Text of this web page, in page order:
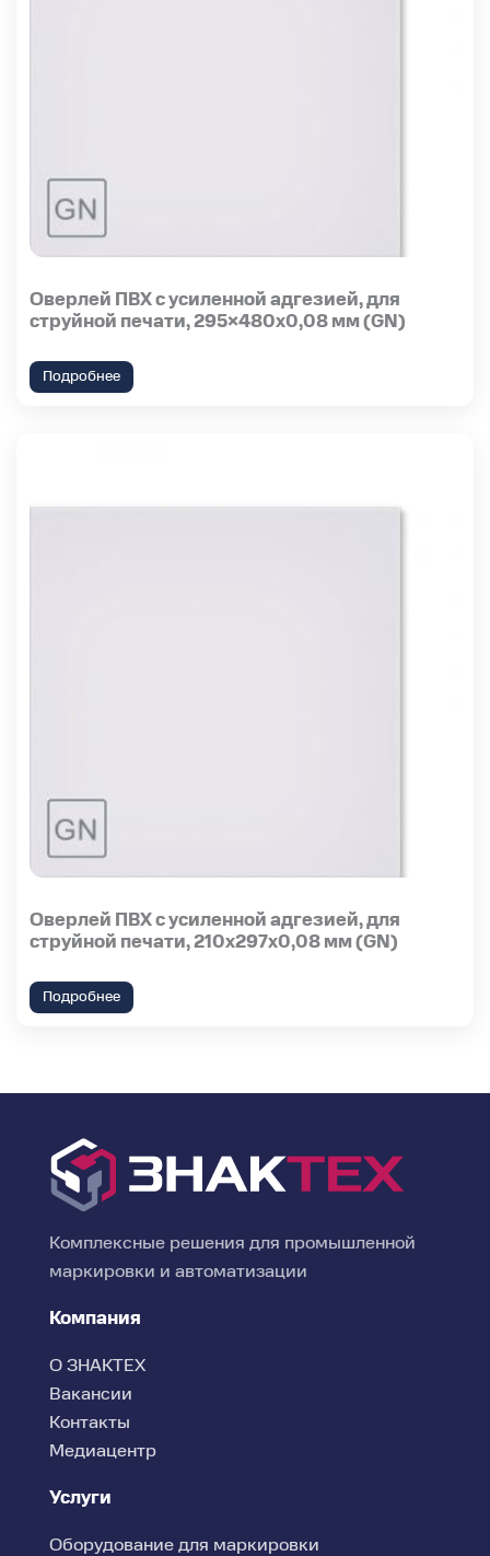
Оверлей ПВХ с усиленной адгезией, для
струйной печати, 295×480х0,08 мм (GN)
Подробнее
Оверлей ПВХ с усиленной адгезией, для
струйной печати, 210х297х0,08 мм (GN)
Подробнее
Комплексные решения для промышленной
маркировки и автоматизации
Компания
О ЗНАКТЕХ
Вакансии
Контакты
Медиацентр
Услуги
Оборудование для маркировки